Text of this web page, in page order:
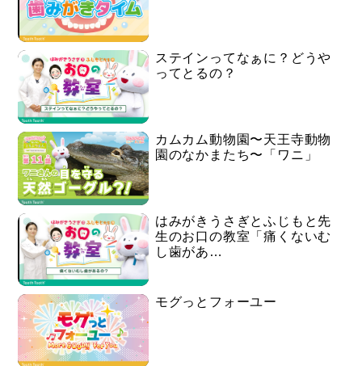
ステインってなぁに？どうや
ってとるの？
カムカム動物園〜天王寺動物
園のなかまたち〜「ワニ」
はみがきうさぎとふじもと先
生のお口の教室「痛くないむ
し歯があ…
モグっとフォーユー